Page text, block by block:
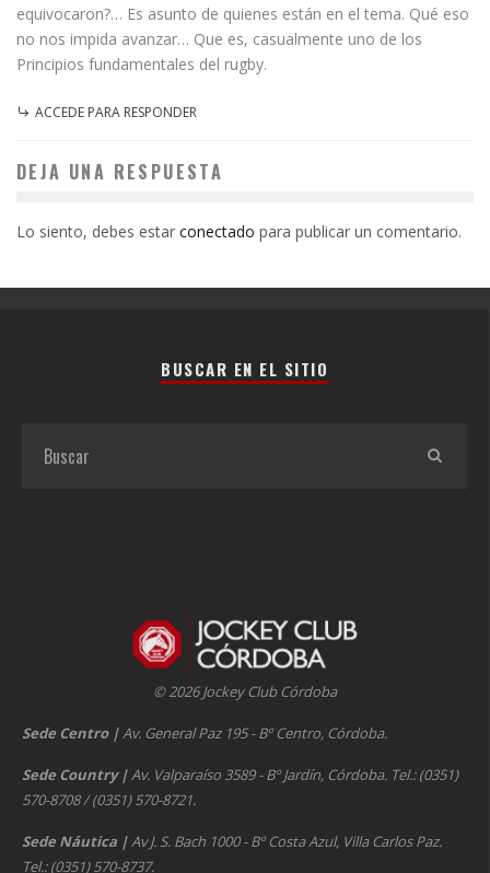
equivocaron?… Es asunto de quienes están en el tema. Qué eso
no nos impida avanzar… Que es, casualmente uno de los
Principios fundamentales del rugby.
ACCEDE PARA RESPONDER
DEJA UNA RESPUESTA
Lo siento, debes estar conectado para publicar un comentario.
BUSCAR EN EL SITIO
© 2026 Jockey Club Córdoba
Sede Centro |Av. General Paz 195 - Bº Centro, Córdoba.
Sede Country |Av. Valparaíso 3589 - Bº Jardín, Córdoba. Tel.: (0351)
570-8708 / (0351) 570-8721.
Sede Náutica |Av J. S. Bach 1000 - Bº Costa Azul, Villa Carlos Paz.
Tel.: (0351) 570-8737.